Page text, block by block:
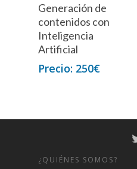
Generación de
contenidos con
Inteligencia
Artificial
250€
¿QUIÉNES SOMOS?